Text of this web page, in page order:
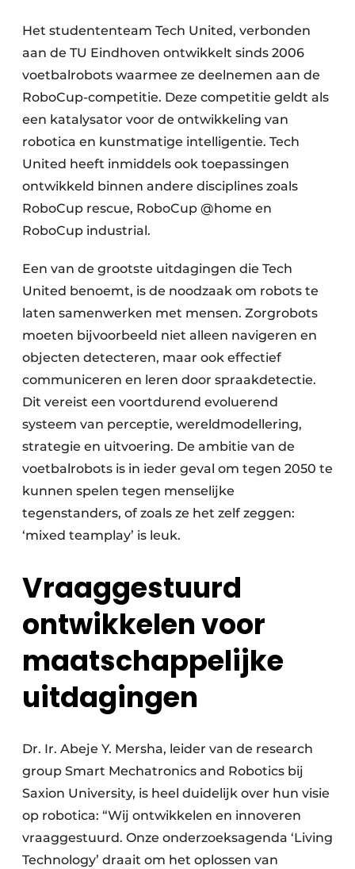
Het studententeam Tech United, verbonden
aan de TU Eindhoven ontwikkelt sinds 2006
voetbalrobots waarmee ze deelnemen aan de
RoboCup-competitie. Deze competitie geldt als
een katalysator voor de ontwikkeling van
robotica en kunstmatige intelligentie. Tech
United heeft inmiddels ook toepassingen
ontwikkeld binnen andere disciplines zoals
RoboCup rescue, RoboCup @home en
RoboCup industrial.
Een van de grootste uitdagingen die Tech
United benoemt, is de noodzaak om robots te
laten samenwerken met mensen. Zorgrobots
moeten bijvoorbeeld niet alleen navigeren en
objecten detecteren, maar ook effectief
communiceren en leren door spraakdetectie.
Dit vereist een voortdurend evoluerend
systeem van perceptie, wereldmodellering,
strategie en uitvoering. De ambitie van de
voetbalrobots is in ieder geval om tegen 2050 te
kunnen spelen tegen menselijke
tegenstanders, of zoals ze het zelf zeggen:
‘mixed teamplay’ is leuk.
Vraaggestuurd
ontwikkelen voor
maatschappelijke
uitdagingen
Dr. Ir. Abeje Y. Mersha, leider van de research
group Smart Mechatronics and Robotics bij
Saxion University, is heel duidelijk over hun visie
op robotica: “Wij ontwikkelen en innoveren
vraaggestuurd. Onze onderzoeksagenda ‘Living
Technology’ draait om het oplossen van